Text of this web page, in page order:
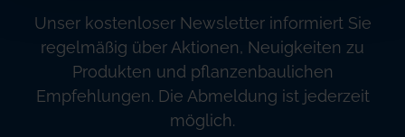
Unser kostenloser Newsletter informiert Sie
regelmäßig über Aktionen, Neuigkeiten zu
Produkten und pflanzenbaulichen
Empfehlungen. Die Abmeldung ist jederzeit
möglich.